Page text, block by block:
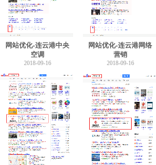
网站优化-连云港中央
空调
2018-09-16
网站优化-连云港网络
营销
2018-09-16